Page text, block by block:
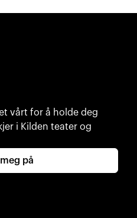
vårt for å holde deg
i Kilden teater og
på